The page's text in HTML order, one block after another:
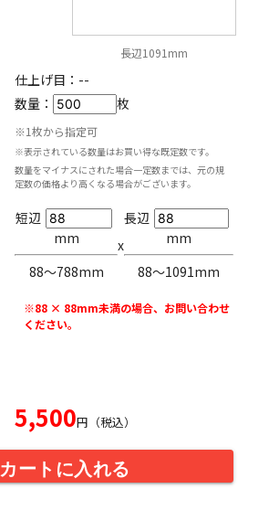
長辺1091mm
仕上げ目： --
数量：
枚
※1枚から指定可
※表示されている数量はお買い得な既定数です。
数量をマイナスにされた場合一定数までは、元の規
定数の価格より高くなる場合がございます。
短辺
mm
88〜788mm
x
長辺
mm
88〜1091mm
※88 × 88mm未満の場合、お問い合わせ
ください。
5,500円（税込）
カートに入れる